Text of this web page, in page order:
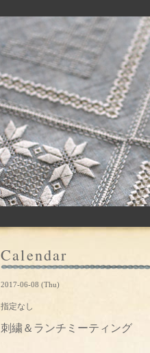
Calendar
2017-06-08 (Thu)
指定なし
刺繍＆ランチミーティング